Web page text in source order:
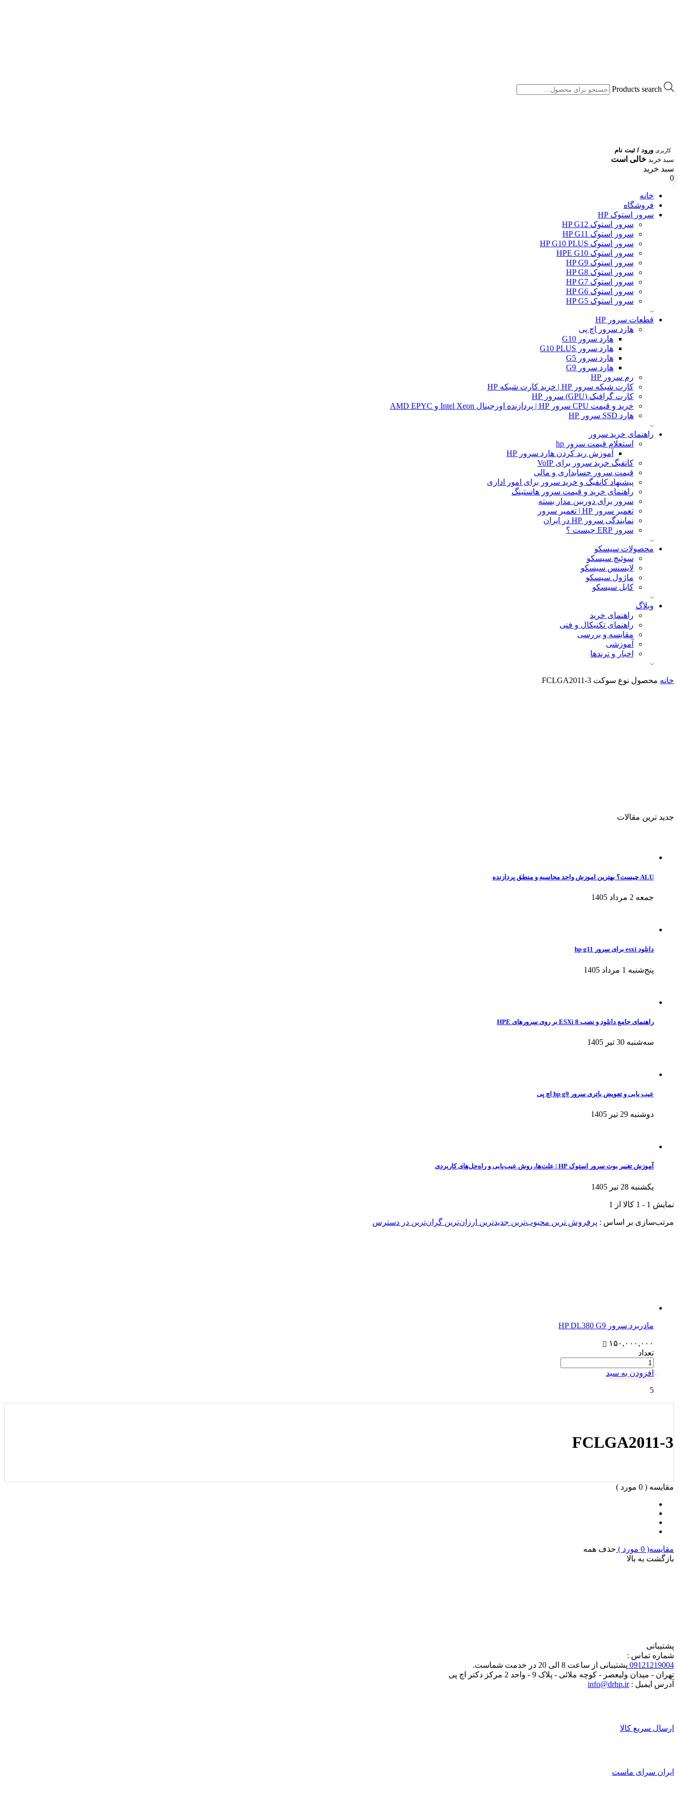
Products search
کاربری ورود / ثبت نام
سبد خرید خالی است
سبد خرید
0
خانه
فروشگاه
سرور استوک HP
سرور استوک HP G12
سرور استوک HP G11
سرور استوک HP G10 PLUS
سرور استوک HPE G10
سرور استوک HP G9
سرور استوک HP G8
سرور استوک HP G7
سرور استوک HP G6
سرور استوک HP G5
قطعات سرور HP
هارد سرور اچ پی
هارد سرور G10
هارد سرور G10 PLUS
هارد سرور G5
هارد سرور G9
رم سرور HP
کارت شبکه سرور HP | خرید کارت شبکه HP
کارت گرافیک (GPU) سرور HP
خرید و قیمت CPU سرور HP | پردازنده اورجینال Intel Xeon و AMD EPYC
هارد SSD سرور HP
راهنمای خرید سرور
استعلام قیمت سرور hp
آموزش ريد كردن هارد سرور HP
کانفیگ خرید سرور برای VoIP
قیمت سرور حسابداری و مالی
پیشنهاد کانفیگ و خرید سرور برای امور اداری
راهنمای خرید و قیمت سرور هاستینگ
سرور برای دوربین مدار بسته
تعمیر سرور HP | تعمیر سرور
نمایندگی سرور HP در ایران
سرور ERP چیست ؟
محصولات سیسکو
سوئیچ سیسکو
لایسنس سیسکو
ماژول سیسکو
کابل سیسکو
وبلاگ
راهنمای خرید
راهنمای تکنیکال و فنی
مقایسه و بررسی
آموزشی
اخبار و ترندها
خانه محصول نوع سوکت FCLGA2011-3
جدید ترین مقالات
ALU چیست؟ بهترین اموزش واحد محاسبه و منطق پردازنده
جمعه 2 مرداد 1405
دانلود esxi برای سرور hp g11
پنج‌شنبه 1 مرداد 1405
راهنمای جامع دانلود و نصب ESXi 8 بر روی سرورهای HPE
سه‌شنبه 30 تیر 1405
عیب یابی و تعویض باتری سرور hp g9 اچ پی
دوشنبه 29 تیر 1405
آموزش تغییر بوت سرور استوک HP | علت‌ها، روش عیب‌یابی و راه‌حل‌های کاربردی
یکشنبه 28 تیر 1405
نمایش 1
-
1 کالا از 1
مرتب‌سازی بر اساس : پرفروش ترین محبوب‌ترین جدیدترین ارزان‌ترین گران‌ترین در دسترس
مادربرد سرور HP DL380 G9
۱۵۰,۰۰۰,۰۰۰
تعداد
افزودن به سبد
5
FCLGA2011-3
مقایسه ( 0 مورد )
مقایسه( 0 مورد ) حذف همه
بازگشت به بالا
پشتیبانی
شماره تماس :
09121219004 پشتیبانی از ساعت 8 الی 20 در خدمت شماست.
تهران - میدان ولیعصر - کوچه ملائی - پلاک 9 - واحد 2 مرکز دکتر اچ پی
آدرس ایمیل : info@drhp.ir
ارسال سریع کالا
ایران سرای ماست